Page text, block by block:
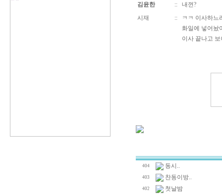
김윤한 ::
내껀?
시재
::
ㅋㅋ 이사하느
화일에 넣어놨
이사 끝나고
404 동시..
403 찬동이방..
402 첫날밤